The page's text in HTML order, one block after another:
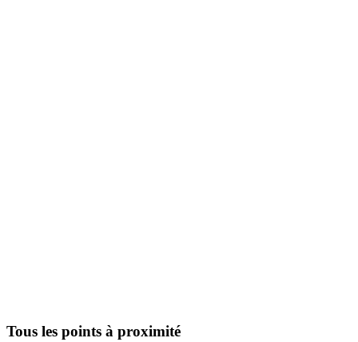
Tous les points à proximité